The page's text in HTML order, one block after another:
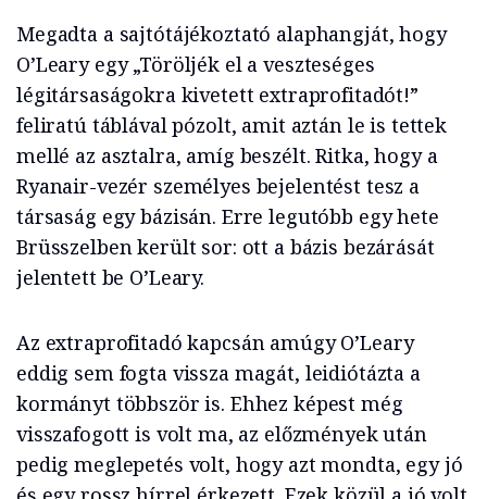
Megadta a sajtótájékoztató alaphangját, hogy
O’Leary egy „Töröljék el a veszteséges
légitársaságokra kivetett extraprofitadót!”
feliratú táblával pózolt, amit aztán le is tettek
mellé az asztalra, amíg beszélt. Ritka, hogy a
Ryanair-vezér személyes bejelentést tesz a
társaság egy bázisán. Erre legutóbb egy hete
Brüsszelben került sor: ott a bázis bezárását
jelentett be O’Leary.
Az extraprofitadó kapcsán amúgy O’Leary
eddig sem fogta vissza magát, leidiótázta a
kormányt többször is. Ehhez képest még
visszafogott is volt ma, az előzmények után
pedig meglepetés volt, hogy azt mondta, egy jó